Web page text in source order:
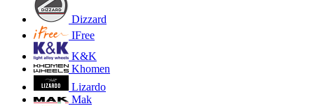
Dizzard
IFree
K&K
Khomen
Lizardo
Mak